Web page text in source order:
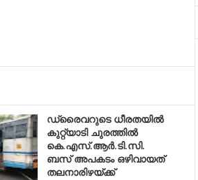
ഡ്രൈവറുടെ ധീരതയിൽ
കുറ്റ്യാടി ചുരത്തിൽ
കെ.എസ്.ആർ.ടി.സി.
ബസ് അപകടം ഒഴിവായത്
തലനാരിഴയ്ക്ക്